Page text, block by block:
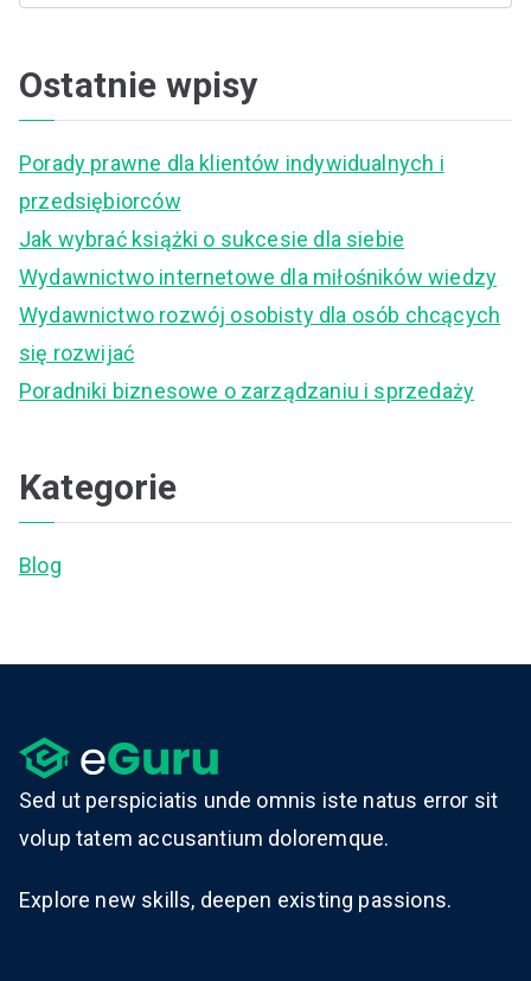
Ostatnie wpisy
Porady prawne dla klientów indywidualnych i
przedsiębiorców
Jak wybrać książki o sukcesie dla siebie
Wydawnictwo internetowe dla miłośników wiedzy
Wydawnictwo rozwój osobisty dla osób chcących
się rozwijać
Poradniki biznesowe o zarządzaniu i sprzedaży
Kategorie
Blog
Sed ut perspiciatis unde omnis iste natus error sit
volup tatem accusantium doloremque.
Explore new skills, deepen existing passions.